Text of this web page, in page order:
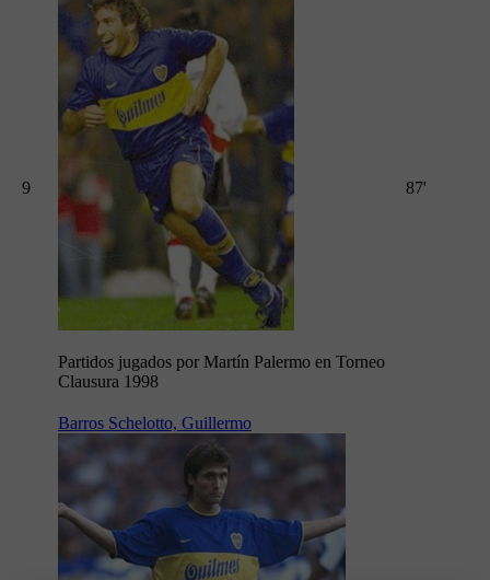
9
Partidos jugados por Martín Palermo en Torneo
Clausura 1998
87'
Barros Schelotto, Guillermo